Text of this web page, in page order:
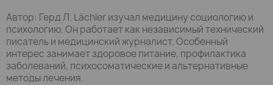
Автор: Герд Л. Lächler изучал медицину социологию и
психологию. Он работает как независимый технический
писатель и медицинский журналист. Особенный
интерес занимает здоровое питание, профилактика
заболеваний, психосоматические и альтернативные
методы лечения.